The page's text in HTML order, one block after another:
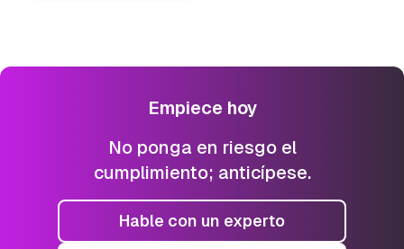
Empiece hoy
No ponga en riesgo el
cumplimiento; anticípese.
Hable con un experto